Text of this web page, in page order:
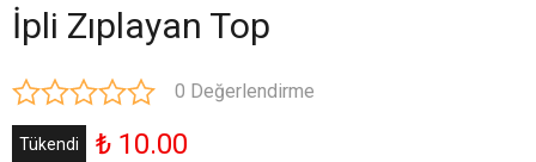
İpli Zıplayan Top
0 Değerlendirme
Tükendi ₺ 10.00